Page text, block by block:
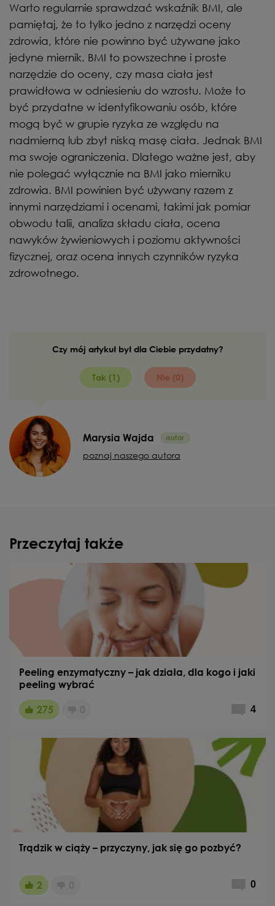
Warto regularnie sprawdzać wskaźnik BMI, ale
pamiętaj, że to tylko jedno z narzędzi oceny
zdrowia, które nie powinno być używane jako
jedyne miernik. BMI to powszechne i proste
narzędzie do oceny, czy masa ciała jest
prawidłowa w odniesieniu do wzrostu. Może to
być przydatne w identyfikowaniu osób, które
mogą być w grupie ryzyka ze względu na
nadmierną lub zbyt niską masę ciała. Jednak BMI
ma swoje ograniczenia. Dlatego ważne jest, aby
nie polegać wyłącznie na BMI jako mierniku
zdrowia. BMI powinien być używany razem z
innymi narzędziami i ocenami, takimi jak pomiar
obwodu talii, analiza składu ciała, ocena
nawyków żywieniowych i poziomu aktywności
fizycznej, oraz ocena innych czynników ryzyka
zdrowotnego.
Czy mój artykuł był dla Ciebie przydatny?
Tak (1) Nie (0)
Marysia Wajda
poznaj naszego autora
Przeczytaj także
Peeling enzymatyczny – jak działa, dla kogo i jaki
peeling wybrać
275 4
Trądzik w ciąży – przyczyny, jak się go pozbyć?
2 0